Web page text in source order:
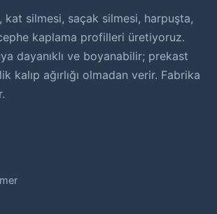
kat silmesi, saçak silmesi, harpuşta,
kaplama profilleri üretiyoruz.
dayanıklı ve boyanabilir; prekast
kalıp ağırlığı olmadan verir. Fabrika